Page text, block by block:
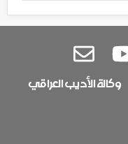
وكالة الأديب العراقي